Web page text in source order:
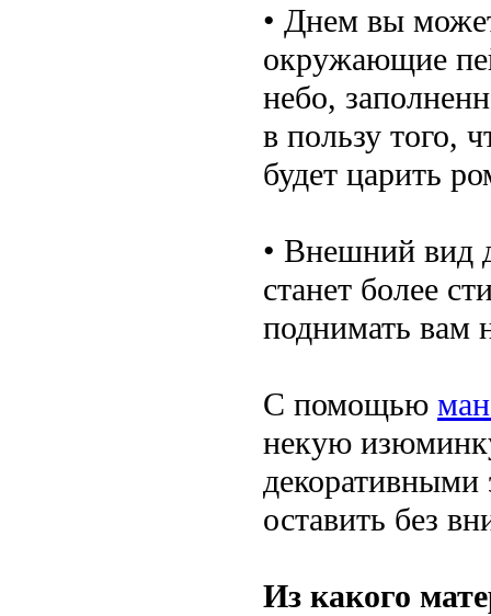
• Днем вы
окружающие
небо,
в пользу того,
будет царить
• Внешний вид
станет более
поднимать вам
С помощью
некую
декоративными
оставить без
Из какого